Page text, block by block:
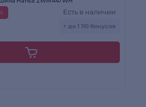
Есть в наличии
+ до 1 110 бонусов